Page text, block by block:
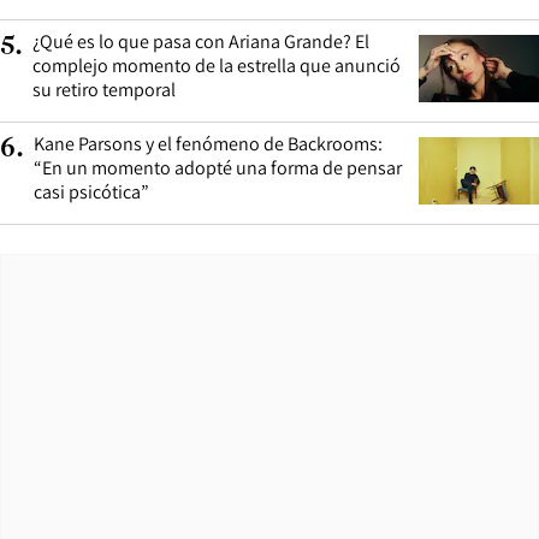
5. ¿Qué es lo que pasa con Ariana Grande? El
complejo momento de la estrella que anunció
su retiro temporal
6. Kane Parsons y el fenómeno de Backrooms:
“En un momento adopté una forma de pensar
casi psicótica”